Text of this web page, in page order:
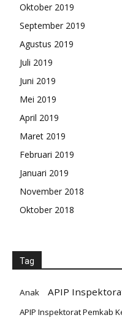
Oktober 2019
September 2019
Agustus 2019
Juli 2019
Juni 2019
Mei 2019
April 2019
Maret 2019
Februari 2019
Januari 2019
November 2018
Oktober 2018
Tag
Anak APIP
APIP Inspektorat Pemkab